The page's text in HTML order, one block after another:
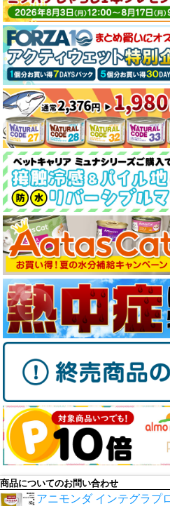
商品についてのお問い合わせ
アニモンダ インテグラプ